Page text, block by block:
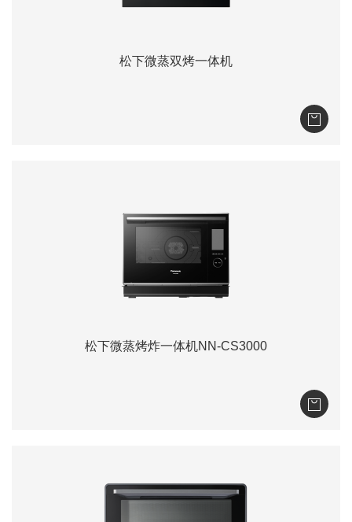
松下微蒸双烤一体机
松下微蒸烤炸一体机NN-CS3000